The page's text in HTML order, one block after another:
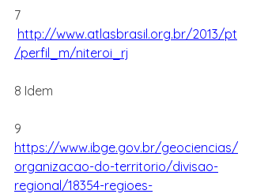
7
http://www.atlasbrasil.org.br/2013/pt
/perfil_m/niteroi_rj
8 Idem
9
https://www.ibge.gov.br/geociencias/
organizacao-do-territorio/divisao-
regional/18354-regioes-